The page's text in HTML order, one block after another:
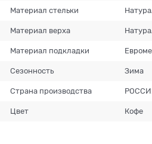
Материал стельки
Материал верха
Материал подкладки
Сезонность Зима
Страна производства
Цвет Кофе